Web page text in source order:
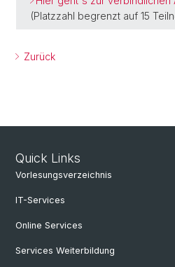
(Platzzahl begrenzt auf 15
Zurück
Quick Links
Vorlesungsverzeichnis
IT-Services
Online Services
Services Weiterbildung